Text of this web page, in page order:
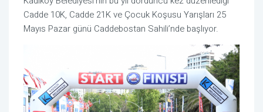
Cadde 10K, Cadde 21K ve Çocuk Koşusu Yarışları 25
Mayıs Pazar günü Caddebostan Sahili’nde başlıyor.